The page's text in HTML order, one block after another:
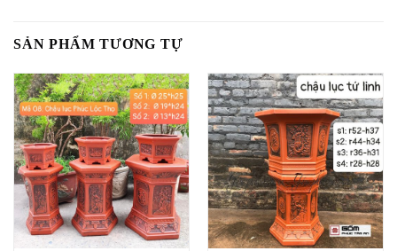
SẢN PHẨM TƯƠNG TỰ